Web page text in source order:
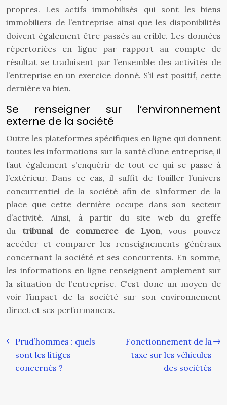
propres. Les actifs immobilisés qui sont les biens
immobiliers de l’entreprise ainsi que les disponibilités
doivent également être passés au crible. Les données
répertoriées en ligne par rapport au compte de
résultat se traduisent par l’ensemble des activités de
l’entreprise en un exercice donné. S’il est positif, cette
dernière va bien.
Se renseigner sur l’environnement
externe de la société
Outre les plateformes spécifiques en ligne qui donnent
toutes les informations sur la santé d’une entreprise, il
faut également s’enquérir de tout ce qui se passe à
l’extérieur. Dans ce cas, il suffit de fouiller l’univers
concurrentiel de la société afin de s’informer de la
place que cette dernière occupe dans son secteur
d’activité. Ainsi, à partir du site web du greffe
du tribunal de commerce de Lyon, vous pouvez
accéder et comparer les renseignements généraux
concernant la société et ses concurrents. En somme,
les informations en ligne renseignent amplement sur
la situation de l’entreprise. C’est donc un moyen de
voir l’impact de la société sur son environnement
direct et ses performances.
Prud’hommes : quels
sont les litiges
concernés ?
Fonctionnement de la
taxe sur les véhicules
des sociétés